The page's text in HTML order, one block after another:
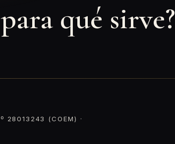
qué sirve?
28013243 (COEM) ·